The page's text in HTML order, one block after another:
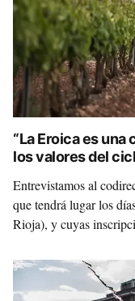
“La Eroica es
los valores del
Entrevistamos al
que tendrá lugar los
Rioja), y cuyas